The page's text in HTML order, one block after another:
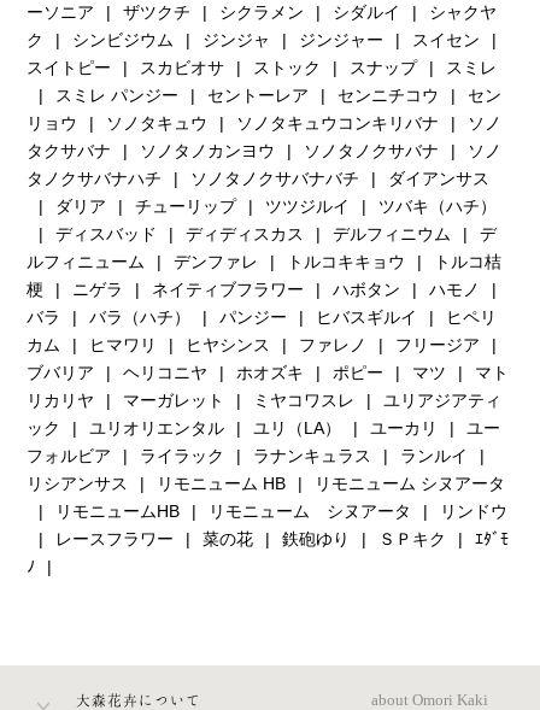
ーソニア
ザツクチ シクラメン シダルイ
シャクヤ
ク
シンビジウム ジンジャ ジンジャー
スイセン
スイトピー
スカビオサ ストック スナップ
スミレ
スミレ パンジー
セントーレア センニチコウ
セン
リョウ
ソノタキュウ ソノタキュウコンキリバナ
ソノ
タクサバナ
ソノタノカンヨウ ソノタノクサバナ
ソノ
タノクサバナハチ
ソノタノクサバナバチ
ダイアンサス
ダリア
チューリップ ツツジルイ
ツバキ（ハチ）
ディスバッド
ディディスカス デルフィニウム
デ
ルフィニューム
デンファレ トルコキキョウ
トルコ桔
梗
ニゲラ ネイティブフラワー ハボタン
ハモノ
バラ
バラ（ハチ） パンジー ヒバスギルイ
ヒペリ
カム
ヒマワリ ヒヤシンス ファレノ
フリージア
ブバリア
ヘリコニヤ ホオズキ ポピー マツ
マト
リカリヤ
マーガレット ミヤコワスレ
ユリアジアティ
ック
ユリオリエンタル ユリ（LA） ユーカリ
ユー
フォルビア
ライラック ラナンキュラス
ランルイ
リシアンサス
リモニューム HB
リモニューム シヌアータ
リモニュームHB
リモニューム シヌアータ
リンドウ
レースフラワー
菜の花 鉄砲ゆり ＳＰキク
ｴﾀﾞﾓ
ﾉ
大森花卉について about Omori Kaki